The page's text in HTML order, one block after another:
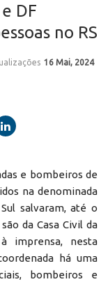
DF
no RS
16 Mai, 2024
e bombeiros de
na denominada
salvaram, até o
da Casa Civil da
imprensa, nesta
há uma
bombeiros e